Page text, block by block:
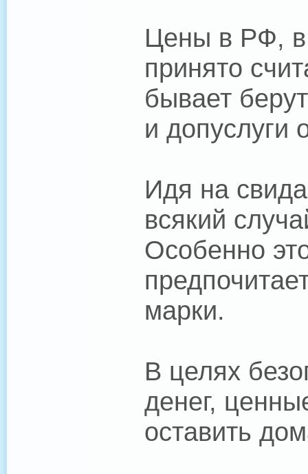
Цены в РФ, в
принято
бывает
и допуслуги
Идя на
всякий
Особенно
марки.
В целях
денег,
оставить